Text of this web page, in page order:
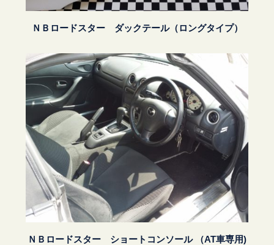
ＮＢロードスター ダックテール（ロングタイプ）
ＮＢロードスター ショートコンソール （AT車専用)